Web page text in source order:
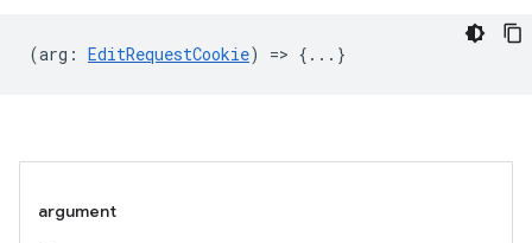
(arg : EditRequestCookie) => {...}
argument